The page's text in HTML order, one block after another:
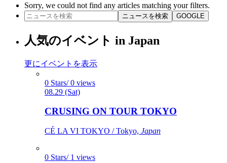
Sorry, we could not find any articles matching your filters.
ニュースを検索 GOOGLE
人気のイベント in Japan
更にイベントを表示
0 Stars/ 0 views
08.29 (Sat)
CRUSING ON TOUR TOKYO
CÉ LA VI TOKYO / Tokyo, Japan
0 Stars/ 1 views